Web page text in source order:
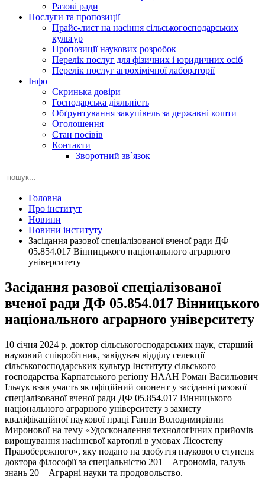
Разові ради
Послуги та пропозиції
Прайс-лист на насіння сільськогосподарських
культур
Пропозиції наукових розробок
Перелік послуг для фізичних і юридичних осіб
Перелік послуг агрохімічної лабораторії
Інфо
Скринька довіри
Господарська діяльність
Обґрунтування закупівель за державні кошти
Оголошення
Стан посівів
Контакти
Зворотний зв`язок
Головна
Про інститут
Новини
Новини інституту
Засідання разової спеціалізованої вченої ради ДФ
05.854.017 Вінницького національного аграрного
університету
Засідання разової спеціалізованої
вченої ради ДФ 05.854.017 Вінницького
національного аграрного університету
10 січня 2024 р. доктор сільськогосподарських наук, старший
науковий співробітник, завідувач відділу селекції
сільськогосподарських культур Інституту сільського
господарства Карпатського регіону НААН Роман Васильович
Ільчук взяв участь як офіційний опонент у засіданні разової
спеціалізованої вченої ради ДФ 05.854.017 Вінницького
національного аграрного університету з захисту
кваліфікаційної наукової праці Ганни Володимирівни
Миронової на тему «Удосконалення технологічних прийомів
вирощування насіннєвої картоплі в умовах Лісостепу
Правобережного», яку подано на здобуття наукового ступеня
доктора філософії за спеціальністю 201 – Агрономія, галузь
знань 20 – Аграрні науки та продовольство.